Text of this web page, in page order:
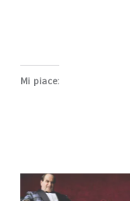
Mi piace: